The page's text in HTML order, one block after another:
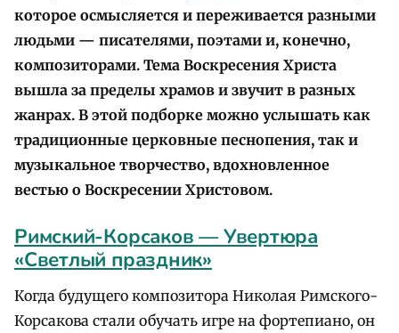
которое осмысляется и переживается разными
людьми — писателями, поэтами и, конечно,
композиторами. Тема Воскресения Христа
вышла за пределы храмов и звучит в разных
жанрах. В этой подборке можно услышать как
традиционные церковные песнопения, так и
музыкальное творчество, вдохновленное
вестью о Воскресении Христовом.
Римский-Корсаков — Увертюра
«Светлый праздник»
Когда будущего композитора Николая Римского-
Корсакова стали обучать игре на фортепиано, он